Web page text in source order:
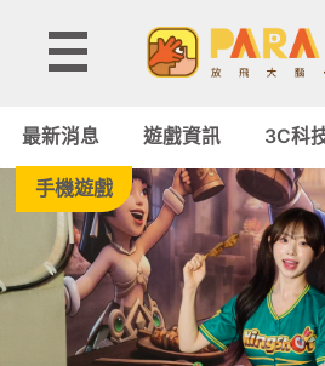
Paradaily - 遊
最新消息 遊戲資訊 3C科
手機遊戲